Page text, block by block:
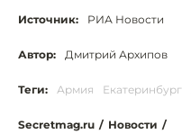
Источник: РИА Новости
Автор: Дмитрий Архипов
Теги: Армия Екатеринбург
Secretmag.ru / Новости /